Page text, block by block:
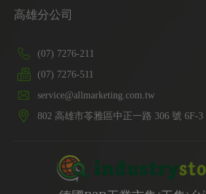
高雄分公司
(07) 7276-211
(07) 7276-511
service@allmarketing.com.tw
802 高雄市苓雅區 中正一路 306 號 6F-3